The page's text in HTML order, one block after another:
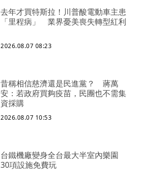
去年才買特斯拉！川普酸電動車主患
「里程病」 業界憂美喪失轉型紅利
2026.08.07 08:23
昔稱相信慈濟還是民進黨？ 蔣萬
安：若政府買夠疫苗，民團也不需集
資採購
2026.08.07 10:53
台鐵機廠變身全台最大半室內樂園
30項設施免費玩